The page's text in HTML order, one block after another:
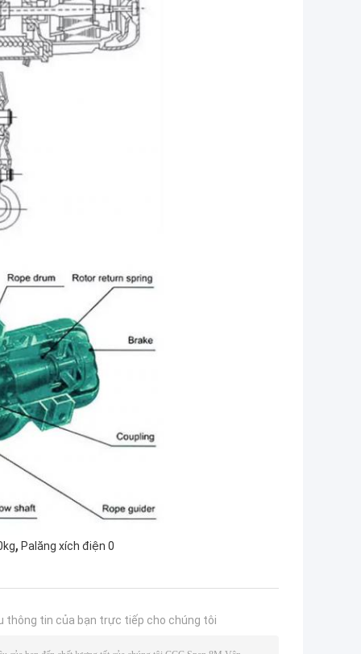
, Palăng xích điện 0
thông tin của bạn trực tiếp cho chúng tôi